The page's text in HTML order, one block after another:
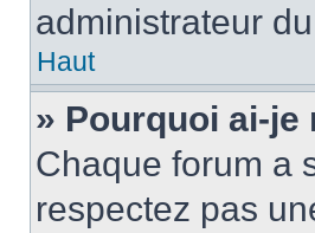
administrateur
Haut
» Pourquoi ai-
Chaque forum a
respectez pas